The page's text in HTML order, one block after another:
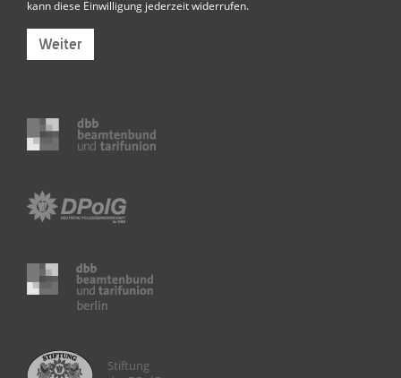
kann diese Einwilligung jederzeit widerrufen.
Weiter
Stiftung